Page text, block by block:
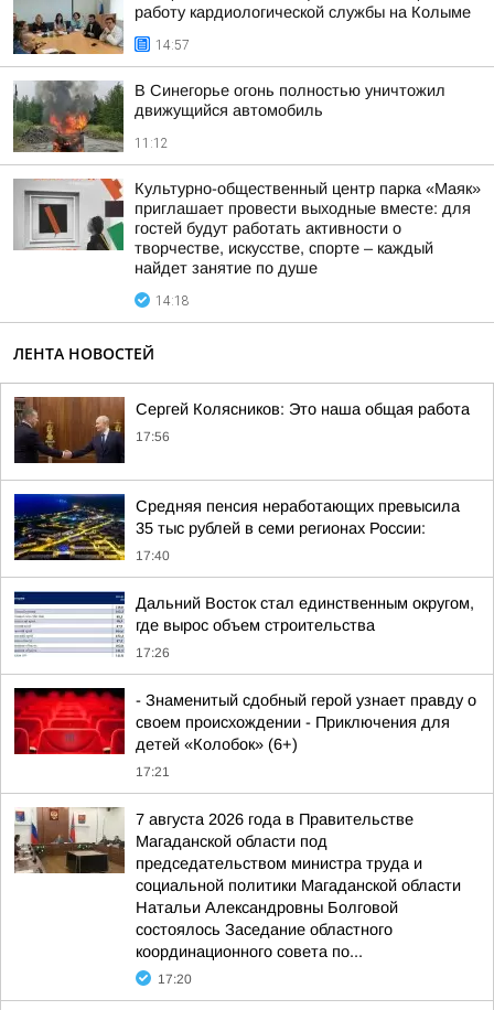
работу кардиологической службы на Колыме
14:57
В Синегорье огонь полностью уничтожил
движущийся автомобиль
11:12
Культурно-общественный центр парка «Маяк»
приглашает провести выходные вместе: для
гостей будут работать активности о
творчестве, искусстве, спорте – каждый
найдет занятие по душе
14:18
ЛЕНТА НОВОСТЕЙ
Сергей Колясников: Это наша общая работа
17:56
Средняя пенсия неработающих превысила
35 тыс рублей в семи регионах России:
17:40
Дальний Восток стал единственным округом,
где вырос объем строительства
17:26
- Знаменитый сдобный герой узнает правду о
своем происхождении - Приключения для
детей «Колобок» (6+)
17:21
7 августа 2026 года в Правительстве
Магаданской области под
председательством министра труда и
социальной политики Магаданской области
Натальи Александровны Болговой
состоялось Заседание областного
координационного совета по...
17:20